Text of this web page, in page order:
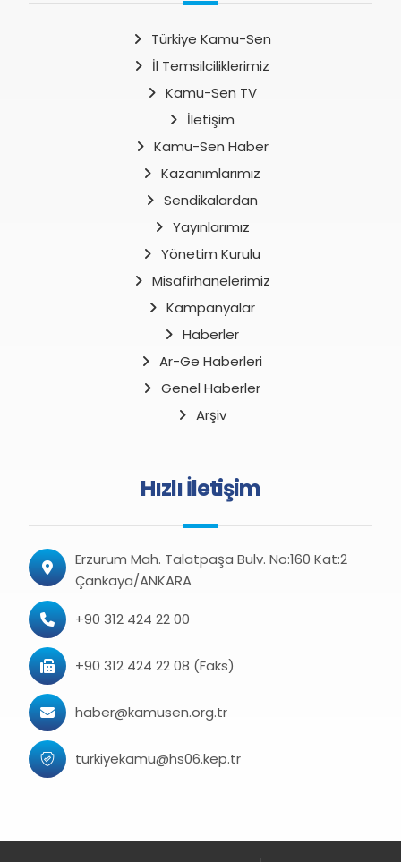
Türkiye Kamu-Sen
İl Temsilciliklerimiz
Kamu-Sen TV
İletişim
Kamu-Sen Haber
Kazanımlarımız
Sendikalardan
Yayınlarımız
Yönetim Kurulu
Misafirhanelerimiz
Kampanyalar
Haberler
Ar-Ge Haberleri
Genel Haberler
Arşiv
Hızlı İletişim
Erzurum Mah. Talatpaşa Bulv. No:160 Kat:2
Çankaya/ANKARA
+90 312 424 22 00
+90 312 424 22 08 (Faks)
haber@kamusen.org.tr
turkiyekamu@hs06.kep.tr